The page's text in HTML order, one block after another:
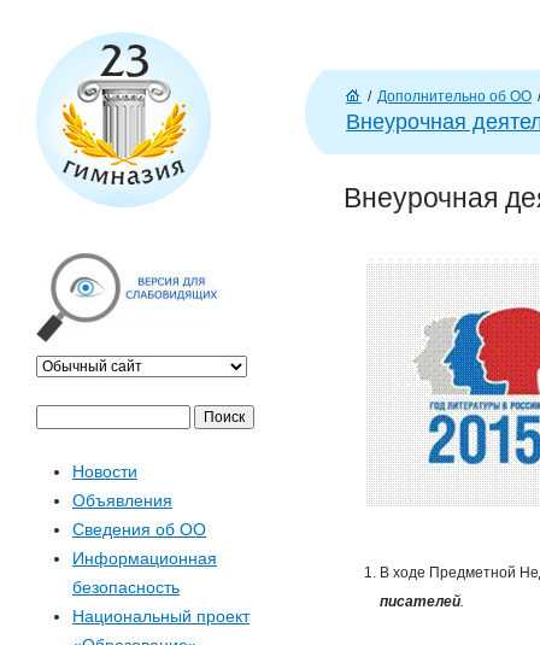
Г
л
н
/ Дополнительно об ОО /
Внеурочная
Внеурочная
В ходе Предметной
писателей.
Ф
Новости
Объявления
Сведения об ОО
Информационная
безопасность
Национальный проект